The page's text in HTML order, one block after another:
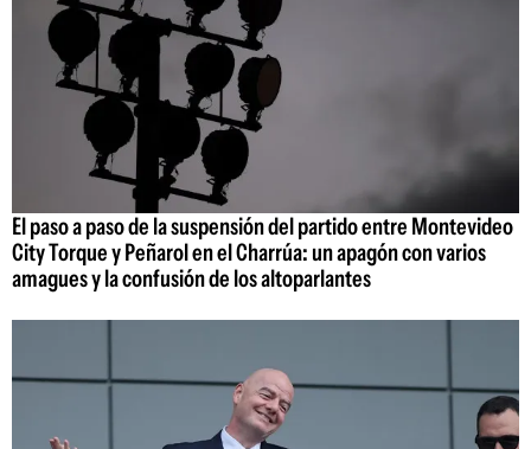
El paso a paso de la suspensión del partido entre Montevideo
City Torque y Peñarol en el Charrúa: un apagón con varios
amagues y la confusión de los altoparlantes